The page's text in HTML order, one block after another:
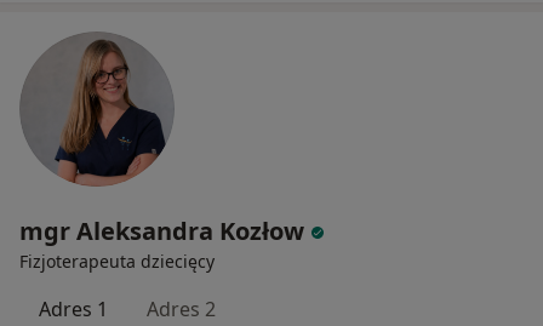
mgr Aleksandra Kozłow
Fizjoterapeuta dziecięcy
Adres 1 Adres 2